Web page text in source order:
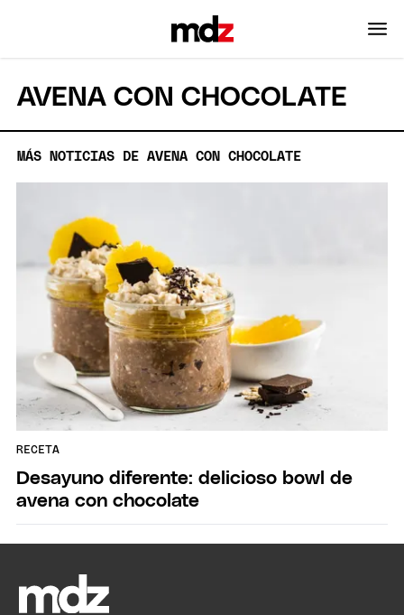
AVENA CON CHOCOLATE
MÁS NOTICIAS DE AVENA CON CHOCOLATE
RECETA
Desayuno diferente: delicioso bowl de
avena con chocolate